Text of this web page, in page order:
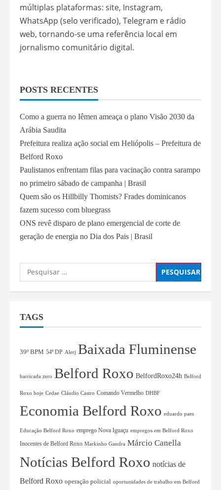
múltiplas plataformas: site, Instagram,
WhatsApp (selo verificado), Telegram e rádio
web, tornando-se uma referência local em
jornalismo comunitário digital.
POSTS RECENTES
Como a guerra no Iêmen ameaça o plano Visão 2030 da
Arábia Saudita
Prefeitura realiza ação social em Heliópolis – Prefeitura de
Belford Roxo
Paulistanos enfrentam filas para vacinação contra sarampo
no primeiro sábado de campanha | Brasil
Quem são os Hillbilly Thomists? Frades dominicanos
fazem sucesso com bluegrass
ONS revê disparo de plano emergencial de corte de
geração de energia no Dia dos Pais | Brasil
TAGS
39º BPM 54ª DP Alerj Baixada Fluminense
barricada zero Belford Roxo BelfordRoxo24h Belford
Roxo hoje Cedae Cláudio Castro Comando Vermelho DHBF
Economia Belford Roxo eduardo paes
Educação Belford Roxo emprego Nova Iguaçu empregos em Belford Roxo
Inocentes de Belford Roxo Markinho Gandra Márcio Canella
Notícias Belford Roxo notícias de
Belford Roxo operação policial oportunidades de trabalho em Belford